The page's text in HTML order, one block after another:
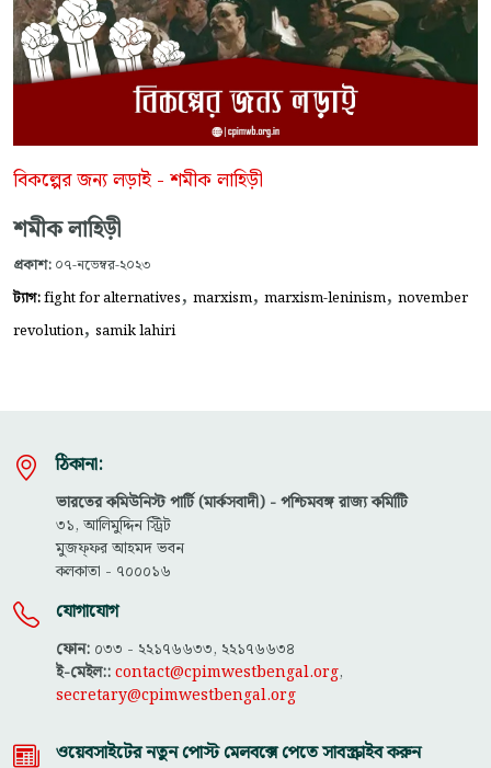
বিকল্পের জন্য লড়াই - শমীক লাহিড়ী
শমীক লাহিড়ী
প্রকাশ: ০৭-নভেম্বর-২০২৩
ট্যাগ:fight for alternatives, marxism, marxism-leninism, november
revolution, samik lahiri
ঠিকানা:
ভারতের কমিউনিস্ট পার্টি (মার্কসবাদী) - পশ্চিমবঙ্গ রাজ্য কমিটিি
৩১, আলিমুদ্দিন স্ট্রিট
মুজফ্ফ‌র আহমদ ভবন
কলকাতা - ৭০০০১৬
যোগাযোগ
ফোন: ০৩৩ - ২২১৭৬৬৩৩, ২২১৭৬৬৩৪
ই-মেইল::contact@cpimwestbengal.org,
secretary@cpimwestbengal.org
ওয়েবসাইটের নতুন পোস্ট মেলবক্সে পেতে সাবস্ক্রাইব করুন